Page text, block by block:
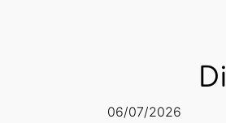
06/07/2026